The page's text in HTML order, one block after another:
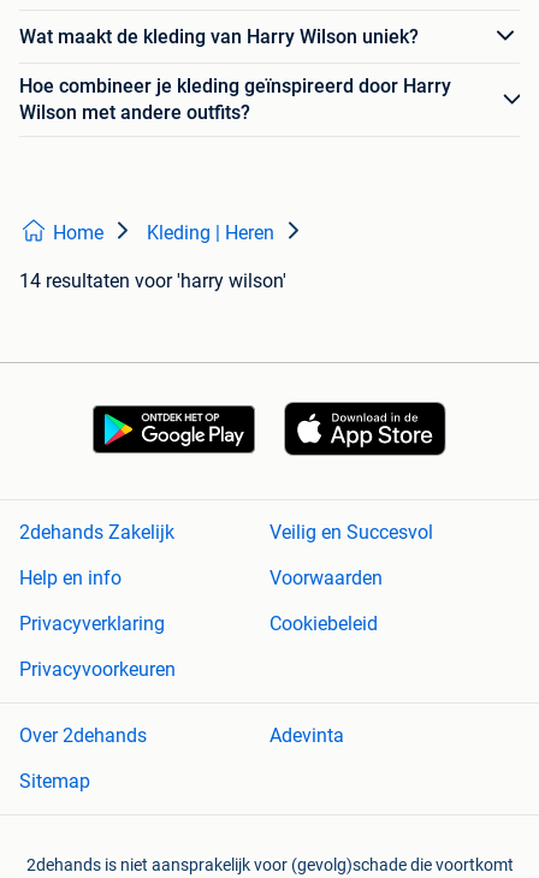
Wat maakt de kleding van Harry Wilson uniek?
Hoe combineer je kleding geïnspireerd door Harry
Wilson met andere outfits?
Home Kleding | Heren
14 resultaten voor 'harry wilson'
2dehands Zakelijk
Veilig en Succesvol
Help en info
Voorwaarden
Privacyverklaring
Cookiebeleid
Privacyvoorkeuren
Over 2dehands
Adevinta
Sitemap
2dehands is niet aansprakelijk voor (gevolg)schade die voortkomt